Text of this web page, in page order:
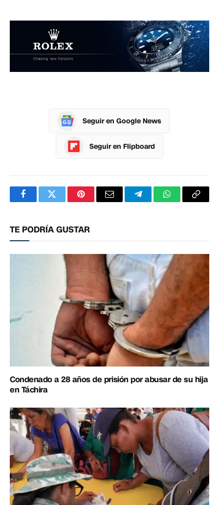
Seguir en Google News
Seguir en Flipboard
FacebookTwitterPinterestCorreoTelegramWhatsApp
TE PODRÍA GUSTAR
Condenado a 28 años de prisión por abusar de su hija
en Táchira